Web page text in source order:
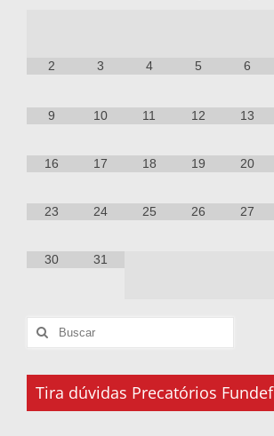
2 3 4 5 6
9 10 11 12 13
16 17 18 19 20
23 24 25 26 27
30 31
Tira dúvidas Precatórios Fundef